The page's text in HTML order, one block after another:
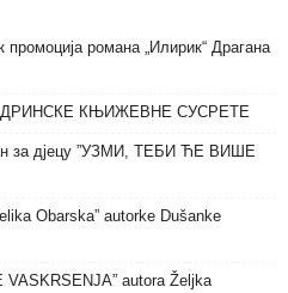
промоција романа „Илирик“ Драгана
ДРИНСКЕ КЊИЖЕВНЕ СУСРЕТЕ
за дјецу ”УЗМИ, ТЕБИ ЋЕ ВИШЕ
Obarska” autorke Dušanke
VASKRSENJA” autora Željka